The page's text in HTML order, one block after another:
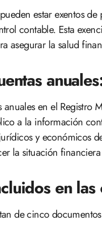
estar exentos
contable. Esta
asegurar la salud
anuales en el
a la información
y económicos
la situación
en las
de cinco